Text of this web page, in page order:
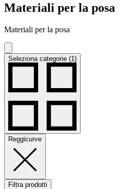
Materiali per la posa
Materiali per la posa
Seleziona categorie (1)
Reggicurve
Filtra prodotti